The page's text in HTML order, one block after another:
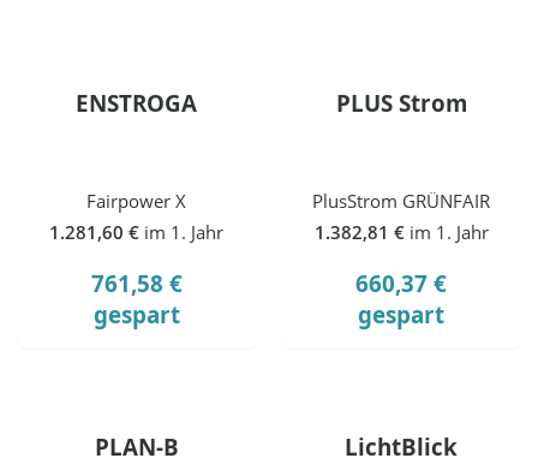
ENSTROGA
Fairpower X
1.281,60 € im 1. Jahr
761,58 €
gespart
PLUS Strom
PlusStrom GRÜNFAIR
1.382,81 € im 1. Jahr
660,37 €
gespart
PLAN-B LichtBlick